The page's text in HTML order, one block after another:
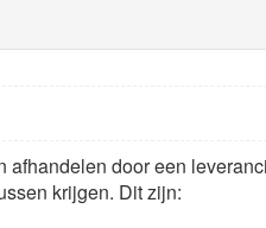
door een
krijgen. Dit zijn: